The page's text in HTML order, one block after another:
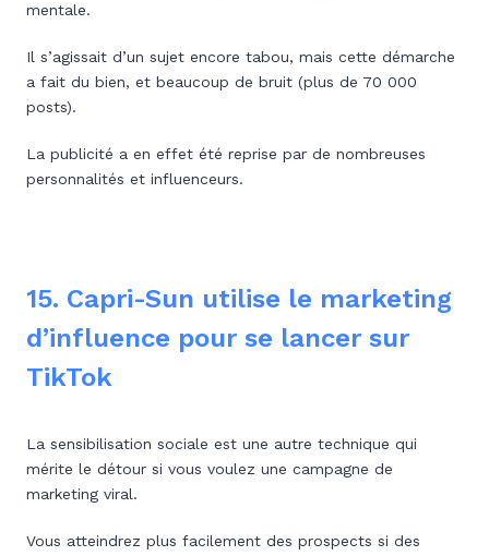
mentale.
Il s’agissait d’un sujet encore tabou, mais cette démarche
a fait du bien, et beaucoup de bruit (plus de 70 000
posts).
La publicité a en effet été reprise par de nombreuses
personnalités et influenceurs.
15. Capri-Sun utilise le marketing
d’influence pour se lancer sur
TikTok
La sensibilisation sociale est une autre technique qui
mérite le détour si vous voulez une campagne de
marketing viral.
Vous atteindrez plus facilement des prospects si des